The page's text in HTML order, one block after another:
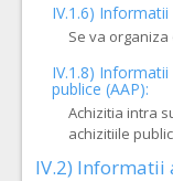
IV.1.6)
Se va
IV.1.8)
publice (AAP):
Achizitia intra
achizitiile
IV.2)